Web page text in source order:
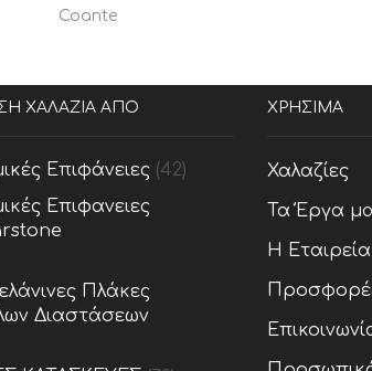
Coante
ΧΑΛΑΖΙΑ ΑΠΟ
Επιφάνειες (42)
Επιφανειες
Πλάκες
Διαστάσεων
ΧΡΗΣΙΜΑ
Χαλαζίες
Τα Έργα
Η Εταιρεία